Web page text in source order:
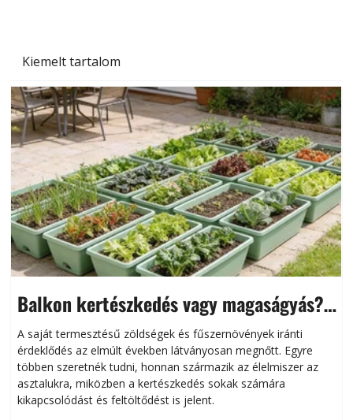
Kiemelt tartalom
Balkon kertészkedés vagy magaságyás?
Helytakarékos kertészkedés
A saját termesztésű zöldségek és fűszernövények iránti
érdeklődés az elmúlt években látványosan megnőtt. Egyre
többen szeretnék tudni, honnan származik az élelmiszer az
asztalukra, miközben a kertészkedés sokak számára
kikapcsolódást és feltöltődést is jelent.